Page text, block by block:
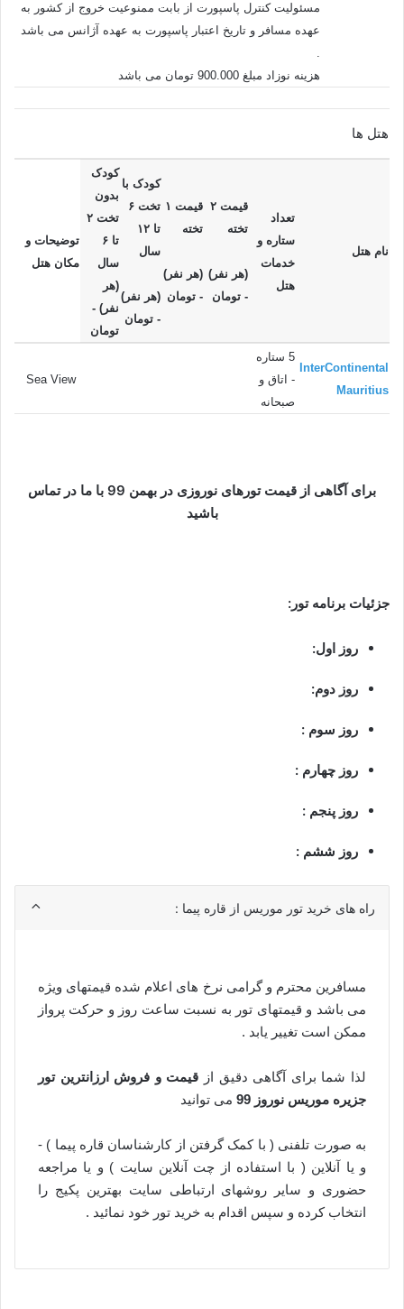
مسئولیت کنترل پاسپورت از بابت ممنوعیت خروج از کشور به
عهده مسافر و تاریخ اعتبار پاسپورت به عهده آژانس می باشد
.
هزینه نوزاد مبلغ 900.000 تومان می باشد
هتل ها
نام هتل
تعداد
ستاره و
خدمات
هتل
قیمت ۲
تخته
(هر نفر)
- تومان
قیمت ۱
تخته
(هر نفر)
- تومان
کودک با
تخت ۶
تا ۱۲
سال
(هر نفر)
- تومان
کودک
بدون
تخت ۲
تا ۶
سال
(هر
نفر) -
تومان
توضيحات و
مکان هتل
InterContinental
Mauritius
5 ستاره
- اتاق و
صبحانه
Sea View
برای آگاهی از قیمت تورهای نوروزی در بهمن 99 با ما در تماس
باشید
جزئیات برنامه تور:
روز اول:
روز دوم:
روز سوم :
روز چهارم :
روز پنجم :
روز ششم :
راه های خرید تور موریس از قاره پیما :
مسافرین محترم و گرامی نرخ های اعلام شده قیمتهای ویژه
می باشد و قیمتهای تور به نسبت ساعت روز و حرکت پرواز
ممکن است تغییر یابد .
لذا شما برای آگاهی دقیق از قیمت و فروش ارزانترین تور
جزیره موریس نوروز 99
می توانید
به صورت تلفنی ( با کمک گرفتن از کارشناسان قاره پیما ) -
و یا آنلاین ( با استفاده از چت آنلاین سایت ) و یا مراجعه
حضوری و سایر روشهای ارتباطی سایت بهترین پکیج را
انتخاب کرده و سپس اقدام به خرید تور خود نمائید .